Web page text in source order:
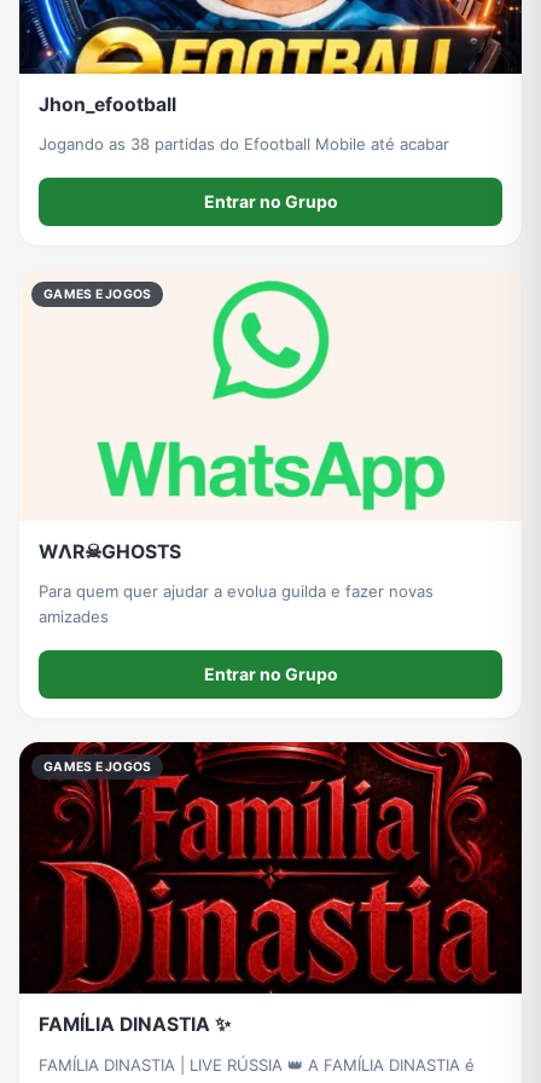
Jhon_efootball
Jogando as 38 partidas do Efootball Mobile até acabar
Entrar no Grupo
GAMES E JOGOS
WΛR☠GHOSTS
Para quem quer ajudar a evolua guilda e fazer novas
amizades
Entrar no Grupo
GAMES E JOGOS
FAMÍLIA DINASTIA ✨
FAMÍLIA DINASTIA | LIVE RÚSSIA 👑 A FAMÍLIA DINASTIA é